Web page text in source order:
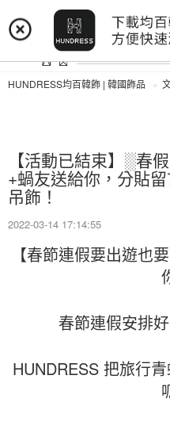
登入 註冊
HUNDRESS均百韓飾 | 韓國飾品
【活動已結束】░春
+蝸友送給你，分貼
吊飾！
2022-03-14 17:14:55
【春節連假要出遊也
春節連假安排
HUNDRESS 把旅行